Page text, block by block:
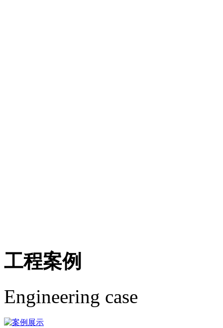
工程案例
Engineering case